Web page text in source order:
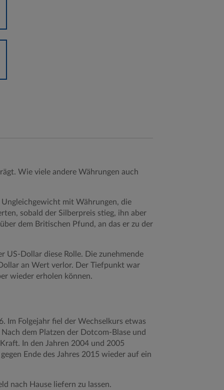
Wie viele andere Währungen auch
mit Währungen, die
sobald der Silberpreis stieg, ihn aber
dem Britischen Pfund, an das er zu der
US-Dollar diese Rolle. Die zunehmende
an Wert verlor. Der Tiefpunkt war
wieder erholen können.
Im Folgejahr fiel der Wechselkurs etwas
dem Platzen der Dotcom-Blase und
In den Jahren 2004 und 2005
Ende des Jahres 2015 wieder auf ein
nach Hause liefern zu lassen.